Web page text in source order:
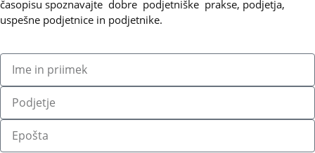
časopisu spoznavajte dobre podjetniške prakse, podjetja,
uspešne podjetnice in podjetnike.